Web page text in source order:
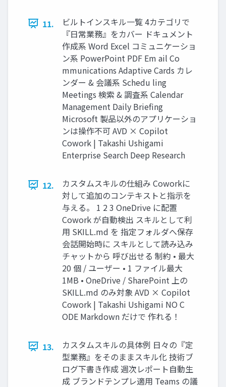
11.
ビルトインスキル一覧 4カテゴリで
『日常業務』をカバー ドキュメント
作成系 Word Excel コミュニケーショ
ン系 PowerPoint PDF Em ail Co
mmunications Adaptive Cards カレ
ンダー & 会議系 Schedu ling
Meetings 検索 & 調査系 Calendar
Management Daily Briefing
Microsoft 製品以外のアプリケーショ
ンは操作不可 AVD × Copilot
Cowork | Takashi Ushigami
Enterprise Search Deep Research
12.
カスタムスキルの仕組み Coworkに
対して追加のコンテキストと指示を
与える。 1 2 3 OneDrive に配置
Cowork が自動検出 スキルとして利
用 SKILL.md を 指定フォルダへ保存
会話開始時に スキルとして読み込み
チャットから 呼び出せる 制約 • 最大
20 個 / ユーザー • 1 ファイル最大
1MB • OneDrive / SharePoint 上の
SKILL.md のみ対象 AVD × Copilot
Cowork | Takashi Ushigami NO C
ODE Markdown だけで 作れる！
13.
カスタムスキルの具体例 日々の『定
型業務』をそのままスキル化 技術ブ
ログ下書き作成 週次レポート自動生
成 ブランドテンプレ適用 Teams の議